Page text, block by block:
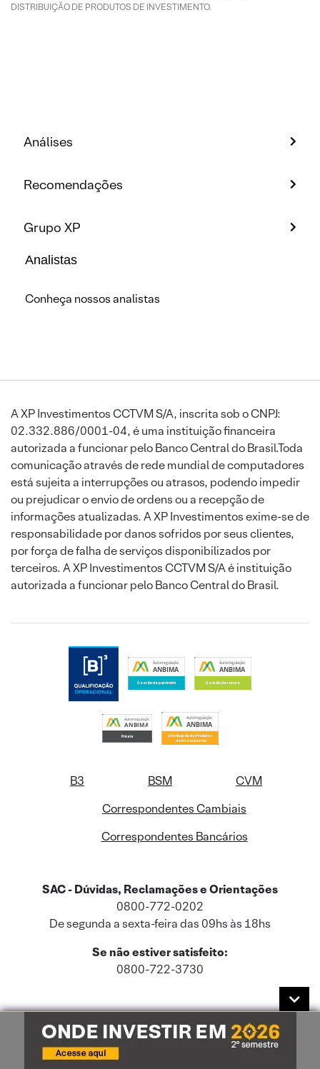
DISTRIBUIÇÃO DE PRODUTOS DE INVESTIMENTO.
Análises
Recomendações
Grupo XP
Analistas
Conheça nossos analistas
A XP Investimentos CCTVM S/A, inscrita sob o CNPJ:
02.332.886/0001-04, é uma instituição financeira
autorizada a funcionar pelo Banco Central do Brasil.Toda
comunicação através de rede mundial de computadores
está sujeita a interrupções ou atrasos, podendo impedir
ou prejudicar o envio de ordens ou a recepção de
informações atualizadas. A XP Investimentos exime-se de
responsabilidade por danos sofridos por seus clientes,
por força de falha de serviços disponibilizados por
terceiros. A XP Investimentos CCTVM S/A é instituição
autorizada a funcionar pelo Banco Central do Brasil.
B3 BSM
CVM
Correspondentes Cambiais
Correspondentes Bancários
SAC - Dúvidas, Reclamações e Orientações
0800-772-0202
De segunda a sexta-feira das 09hs às 18hs
Se não estiver satisfeito:
0800-722-3730
Este site usa cookies e dados pessoais de acordo com a nossaPolítica de
Cookies
e a nossaPolítica de Privacidade.